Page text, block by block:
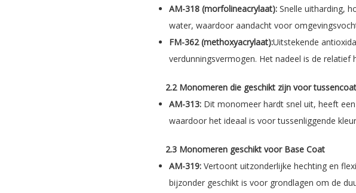
AM-318 (morfolineacrylaat): Snelle uitharding,
water, waardoor aandacht voor
FM-362 (methoxyacrylaat):Uitstekende
verdunningsvermogen. Het nadeel is de relatief
2.2 Monomeren die geschikt zijn voor
AM-313: Dit monomeer hardt snel uit, heeft
waardoor het ideaal is voor tussenliggende
2.3 Monomeren geschikt voor Base Coat
AM-319: Vertoont uitzonderlijke hechting en
bijzonder geschikt is voor grondlagen om de